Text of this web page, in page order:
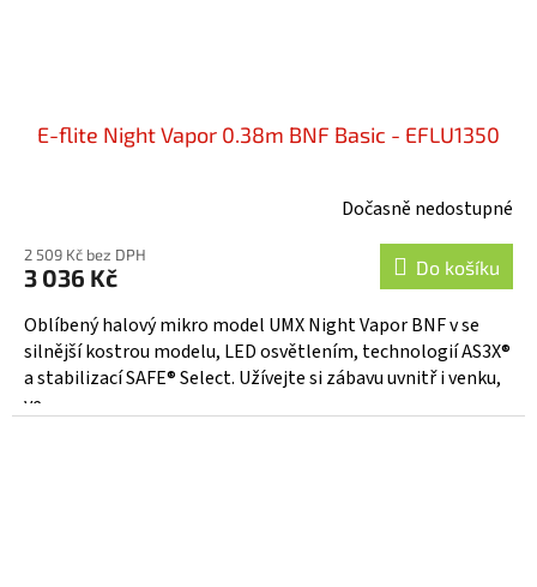
E-flite Night Vapor 0.38m BNF Basic - EFLU1350
Dočasně nedostupné
2 509 Kč bez DPH
3 036 Kč Do košíku
Oblíbený halový mikro model UMX Night Vapor BNF v se
silnější kostrou modelu, LED osvětlením, technologií AS3X®
a stabilizací SAFE® Select. Užívejte si zábavu uvnitř i venku,
ve...